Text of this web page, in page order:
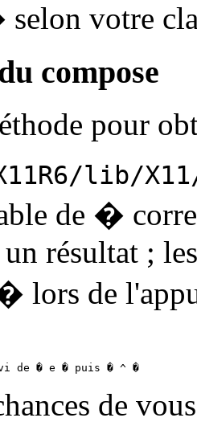
votre
compose
pour
lib/
de �
un résultat ;
lors de
de